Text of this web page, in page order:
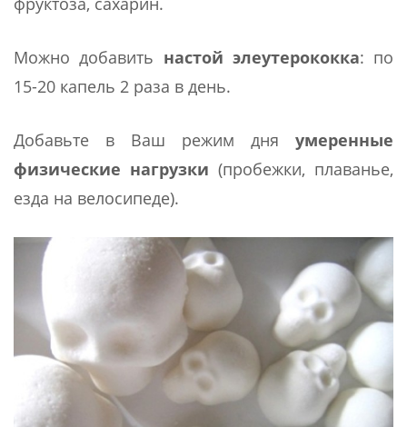
Можно добавить настой элеутерококка: по
15-20 капель 2 раза в день.
Добавьте в Ваш режим дня умеренные
физические нагрузки (пробежки, плаванье,
езда на велосипеде).